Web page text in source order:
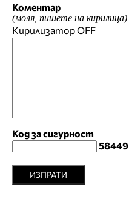
Коментар
(моля, пишете на кирилица)
КирилизаторOFF
Код за сигурност
58449
ИЗПРАТИ